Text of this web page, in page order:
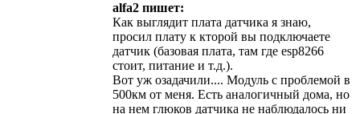
alfa2 пишет:
Как выглядит плата датчика я знаю,
просил плату к кторой вы подключаете
датчик (базовая плата, там где esp8266
стоит, питание и т.д.).
Вот уж озадачили.... Модуль с проблемой в
500км от меня. Есть аналогичный дома, но
на нем глюков датчика не наблюдалось ни